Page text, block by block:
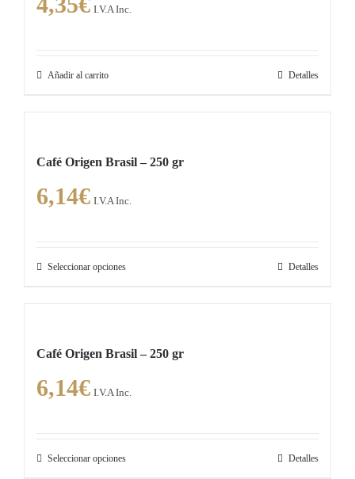
I.V.A Inc.
Añadir al carrito Detalles
Café Origen Brasil – 250 gr
6,14€ I.V.A Inc.
Seleccionar opcionesEste
variantes.
Detalles
Café Origen Brasil – 250 gr
6,14€ I.V.A Inc.
Seleccionar opcionesEste
Detalles